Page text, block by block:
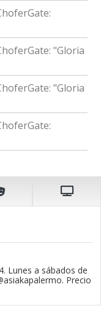
"Gloria
"Gloria
Lunes a sábados de
Precio